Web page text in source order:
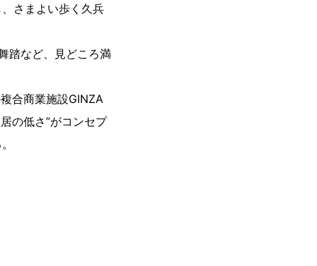
さまよい歩く久兵
踏など、見どころ満
合商業施設GINZA
の低さ”がコンセプ